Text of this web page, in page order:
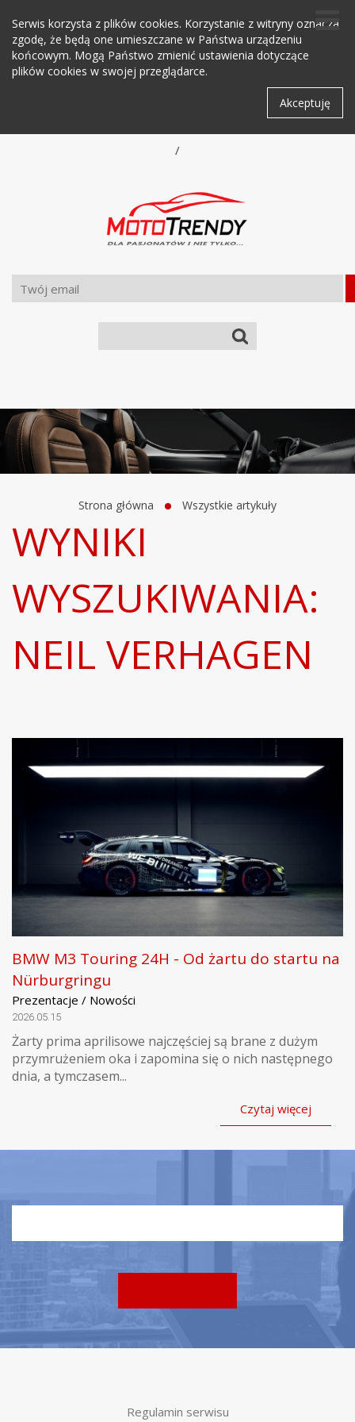
Serwis korzysta z plików cookies. Korzystanie z witryny oznacza
zgodę, że będą one umieszczane w Państwa urządzeniu
końcowym. Mogą Państwo zmienić ustawienia dotyczące
plików cookies w swojej przeglądarce.
Akceptuję
/
Strona główna Wszystkie artykuły
WYNIKI
WYSZUKIWANIA:
NEIL VERHAGEN
BMW M3 Touring 24H - Od żartu do startu na
Nürburgringu
Prezentacje / Nowości
2026.05.15
Żarty prima aprilisowe najczęściej są brane z dużym
przymrużeniem oka i zapomina się o nich następnego
dnia, a tymczasem...
Czytaj więcej
Regulamin serwisu